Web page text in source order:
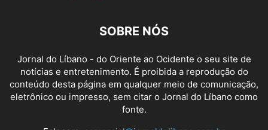
SOBRE NÓS
Jornal do Líbano - do Oriente ao Ocidente o seu site de
notícias e entretenimento. É proibida a reprodução do
conteúdo desta página em qualquer meio de comunicação,
eletrônico ou impresso, sem citar o Jornal do Líbano como
fonte.